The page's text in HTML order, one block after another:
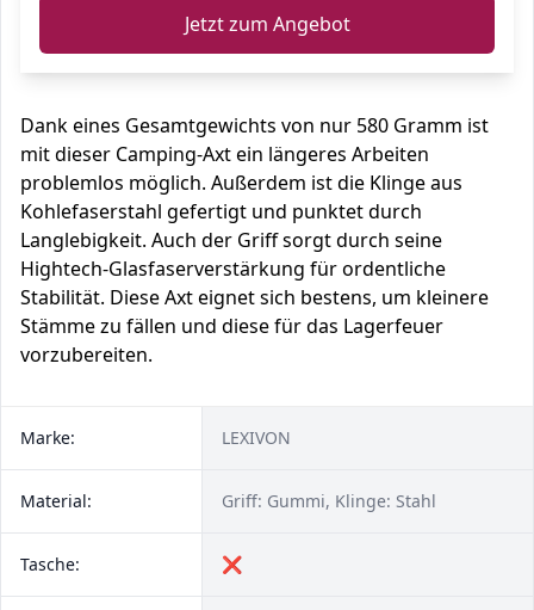
Jetzt zum Angebot
Dank eines Gesamtgewichts von nur 580 Gramm ist
mit dieser Camping-Axt ein längeres Arbeiten
problemlos möglich. Außerdem ist die Klinge aus
Kohlefaserstahl gefertigt und punktet durch
Langlebigkeit. Auch der Griff sorgt durch seine
Hightech-Glasfaserverstärkung für ordentliche
Stabilität. Diese Axt eignet sich bestens, um kleinere
Stämme zu fällen und diese für das Lagerfeuer
vorzubereiten.
Marke: LEXIVON
Material: Griff: Gummi, Klinge: Stahl
Tasche: ❌